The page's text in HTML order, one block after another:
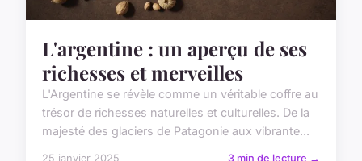
L'argentine : un aperçu de ses
richesses et merveilles
L'Argentine se révèle comme un véritable coffre au
trésor de richesses naturelles et culturelles. De la
majesté des glaciers de Patagonie aux vibrante...
25 janvier 2025 3 min de lecture →